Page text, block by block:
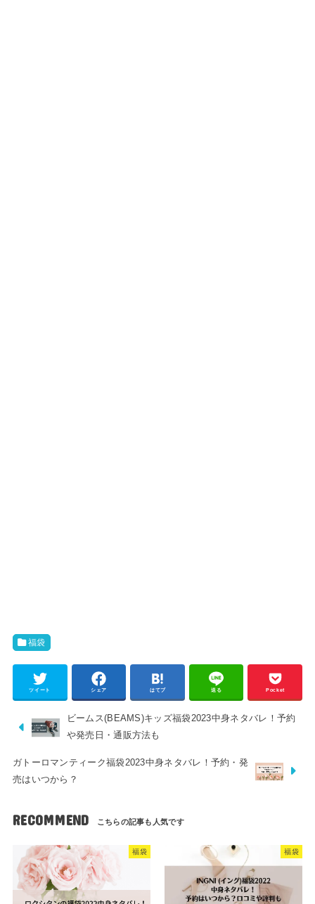
福袋
ツイート シェア はてブ 送る Pocket
ビームス(BEAMS)キッズ福袋2023中身ネタバレ！予約
や発売日・通販方法も
ガトーロマンティーク福袋2023中身ネタバレ！予約・発
売はいつから？
RECOMMEND
福袋 福袋